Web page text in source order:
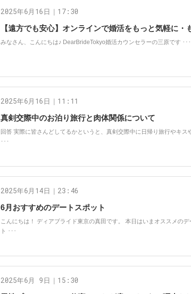
【遠方でも安心】オンラインで婚活をもっと気軽に・
2025年6月16日｜17:30
みなさん、こんにちは♪ DearBrideTokyo婚活カウンセラーの三原です ･･･
真剣交際中のお泊り旅行と肉体関係について
2025年6月16日｜11:11
回答 実際に皆さんどしてるかというと、真剣交際中に日帰り旅行やキス
･･･
6月おすすめのデートスポット
2025年6月14日｜23:46
こんにちは！ ディアブライド東京の真田です。 本日はいまオススメのデ
ト ･･･
2025年6月 9日｜15:30